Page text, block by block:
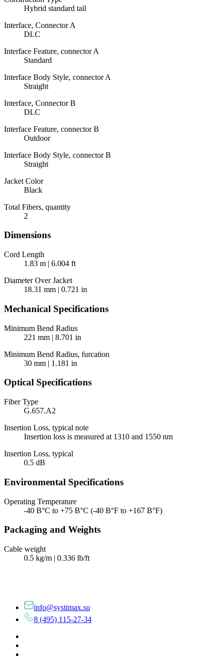
Hybrid standard tail
Interface, Connector A
DLC
Interface Feature, connector A
Standard
Interface Body Style, connector A
Straight
Interface, Connector B
DLC
Interface Feature, connector B
Outdoor
Interface Body Style, connector B
Straight
Jacket Color
Black
Total Fibers, quantity
2
Dimensions
Cord Length
1.83 m | 6.004 ft
Diameter Over Jacket
18.31 mm | 0.721 in
Mechanical Specifications
Minimum Bend Radius
221 mm | 8.701 in
Minimum Bend Radius, furcation
30 mm | 1.181 in
Optical Specifications
Fiber Type
G.657.A2
Insertion Loss, typical note
Insertion loss is measured at 1310 and 1550 nm
Insertion Loss, typical
0.5 dB
Environmental Specifications
Operating Temperature
-40 В°C to +75 В°C (-40 В°F to +167 В°F)
Packaging and Weights
Cable weight
0.5 kg/m | 0.336 lb/ft
info@systimax.su
8 (495) 115-27-34